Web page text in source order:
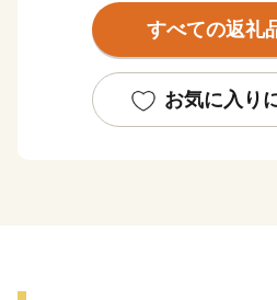
公園の指定を受けています。ま
要文化的景観に選定されている
小値賀島の東に位置する野崎島
すべての返礼
お気に入り